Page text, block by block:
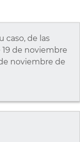
caso, de las
19 de noviembre
noviembre de